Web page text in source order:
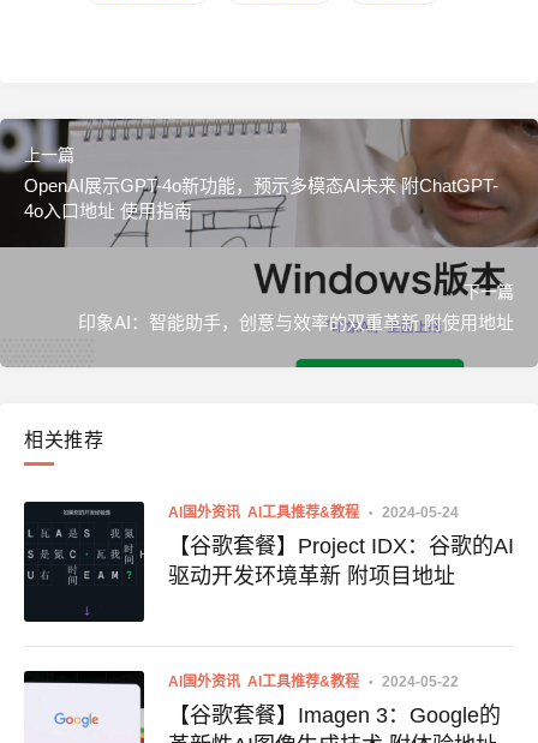
上一篇
OpenAI展示GPT-4o新功能，预示多模态AI未来 附ChatGPT-
4o入口地址 使用指南
下一篇
印象AI：智能助手，创意与效率的双重革新 附使用地址
相关推荐
AI国外资讯 AI工具推荐&教程 2024-05-24
【谷歌套餐】Project IDX：谷歌的AI
驱动开发环境革新 附项目地址
AI国外资讯 AI工具推荐&教程 2024-05-22
【谷歌套餐】Imagen 3：Google的